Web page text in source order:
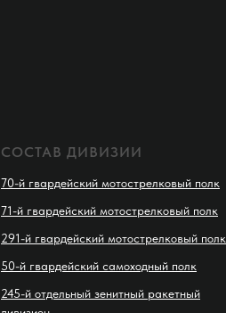
СОСТАВ ДИВИЗИИ
70-й гвардейский мотострелковый полк
71-й гвардейский мотострелковый полк
291-й гвардейский мотострелковый полк
50-й гвардейский самоходный полк
245-й отдельный зенитный ракетный